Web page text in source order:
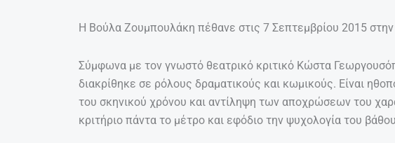
Η Βούλα Ζουμπουλάκη πέθανε στις 7 Σεπτεμβρίου 2015
Σύμφωνα με τον γνωστό θεατρικό κριτικό Κώστα
διακρίθηκε σε ρόλους δραματικούς και κωμικούς. Είναι
του σκηνικού χρόνου και αντίληψη των αποχρώσεων του
κριτήριο πάντα το μέτρο και εφόδιο την ψυχολογία του